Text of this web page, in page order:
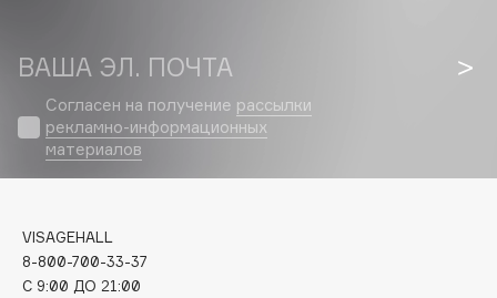
Carmex
Carolina Herrera
Catrice
Celimax
Clarette
Clarins
ВАША ЭЛ. ПОЧТА
Согласен на получение рассылки
рекламно-информационных
материалов
VISAGEHALL
8-800-700-33-37
C 9:00 ДО 21:00